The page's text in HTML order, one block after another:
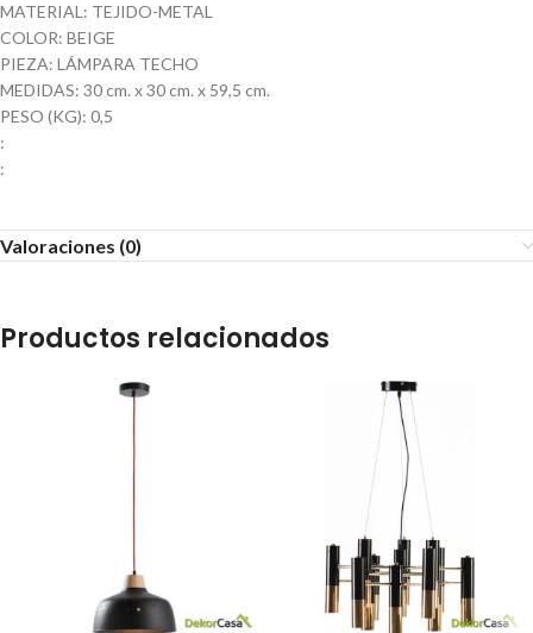
MATERIAL: TEJIDO-METAL
COLOR: BEIGE
PIEZA: LÁMPARA TECHO
MEDIDAS: 30 cm. x 30 cm. x 59,5 cm.
PESO (KG): 0,5
:
:
Valoraciones (0)
Productos relacionados